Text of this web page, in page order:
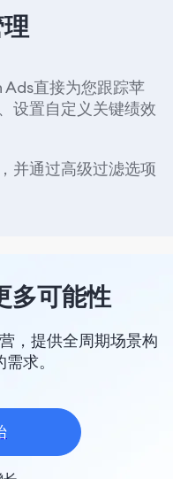
直接为您跟踪苹
设置自定义关键绩效
并通过高级过滤选项
多可能性
，提供全周期场景构
求。